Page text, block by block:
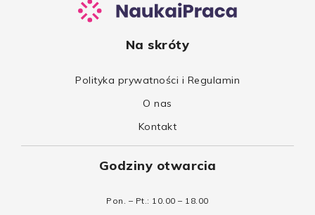
Na skróty
Polityka prywatności i Regulamin
O nas
Kontakt
Godziny otwarcia
Pon. – Pt.: 10.00 – 18.00